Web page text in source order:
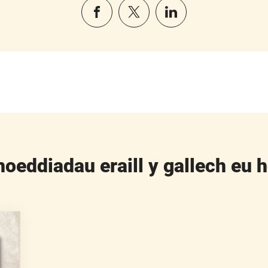
eraill y gallech eu